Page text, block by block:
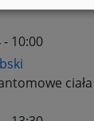
ikon-
- 10:00